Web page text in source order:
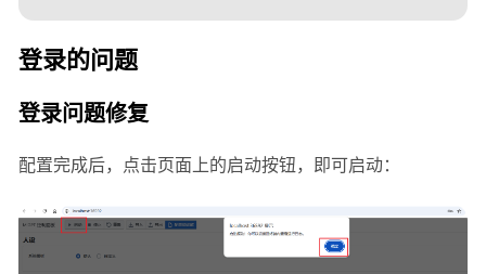
登录的问题
登录问题修复
配置完成后，点击页面上的启动按钮，即可启动：